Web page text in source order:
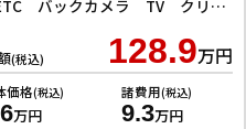
G 4WD ドライブレコーダー ETC バックカメラ TV クリアランスソナー レーンアシスト 衝突被害軽減システム オートライト LEDヘッドランプ ヘッドライトウォッシャー スマートキー
(税込) 128.9万円
価格(税込)
万円
諸費用(税込)
9.3万円